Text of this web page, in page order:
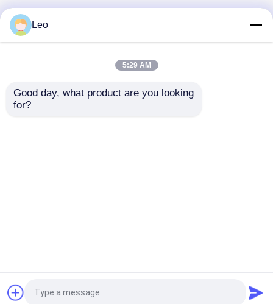
Εξαιρετικά υψηλός πολυμερής συνεχής
σύνθετος σωλήνας
Συνεχής PVC πυρκαγιά ίσαλων γραμμών DN1200
PE υπόγεια - καθυστερών
Baoji Tianlian Huitong Composite Materials Co.,
Leo
5:29 AM
Good day, what product are you looking
for?